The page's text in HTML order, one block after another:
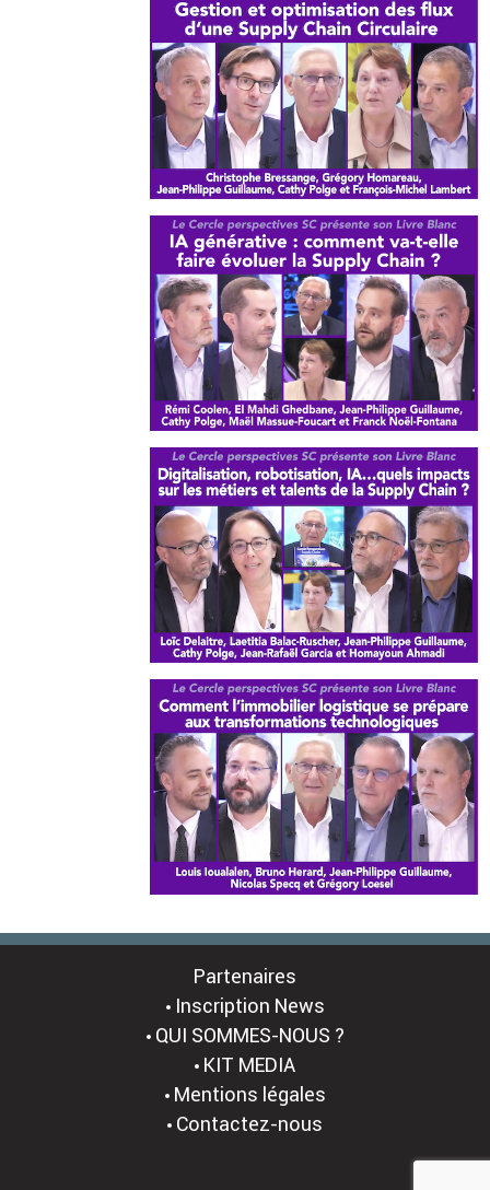
Partenaires
Inscription News
QUI SOMMES-NOUS ?
KIT MEDIA
Mentions légales
Contactez-nous